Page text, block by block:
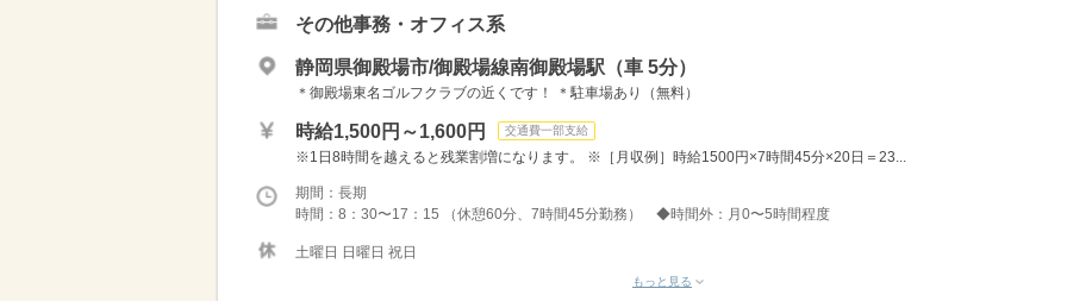
その他事務・オフィス系
静岡県御殿場市/御殿場線南御殿場駅（車 5分）
＊御殿場東名ゴルフクラブの近くです！ ＊駐車場あり（無料）
時給1,500円～1,600円 交通費一部支給
※1日8時間を越えると残業割増になります。 ※［月収例］時給1500円×7時間45分×20日＝23...
期間：長期
時間：8：30〜17：15 （休憩60分、7時間45分勤務） ◆時間外：月0〜5時間程度
土曜日 日曜日 祝日
もっと見る